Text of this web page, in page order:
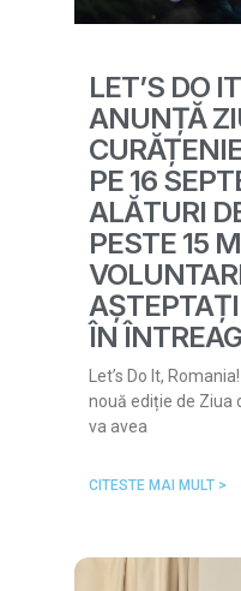
LET’S DO
ANUNȚĂ
PE 16
ALĂTURI
PESTE 15
ÎN
Let’s Do It,
nouă ediție de Ziua
va avea
CITESTE MAI MULT >